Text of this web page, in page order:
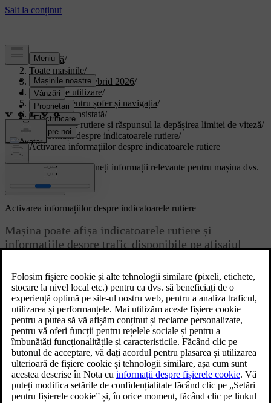
Asistență/
Toate mașinile/
XC90 Plug-in Hybrid 2026/
Manual de utilizare/
Asistența pentru șofer și navigația/
Conducerea asistată/
Indicatoarele rutiere și răspunsul la depășirea limitei de viteză/
Informații despre indicatoarele rutiere/
Activarea informațiilor despre indicatoarele rutiere
Suport personalizatObțineți informații relevante pentru mașina dvs.
Conectează-te
Actualizat 02.02.2026
Activarea informațiilor despre indicatoarele rutiere
Mașina poate afișa indicatoarele rutiere și
informațiile despre trafic disponibile pe afișajul
Recunoașterea indicatoarelor rutiere din setări.
Apăsați simbolul mașină
din bara inferioară și accesați
Setări .
AccesațiCondus→Asistență siguranță→Informații indicatoare
rutiere.
Activați informațiile despre indicatoarele rutiere.